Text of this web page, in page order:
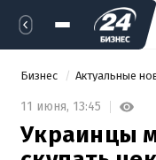
Бизнес Актуальные
11 июня, 13:45
Украинцы